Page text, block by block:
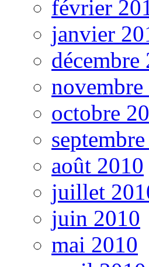
février
janvier
décembre
novembre
octobre
août 2010
juillet
juin 2010
mai 2010